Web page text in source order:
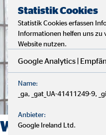
Welche
Statistik Cookies
Statistik Cookies erfassen
Informationen helfen uns zu
Website nutzen.
Google Analytics |
Name:
_ga, _gat_UA-41411249-9,
Anbieter:
Google Ireland Ltd.